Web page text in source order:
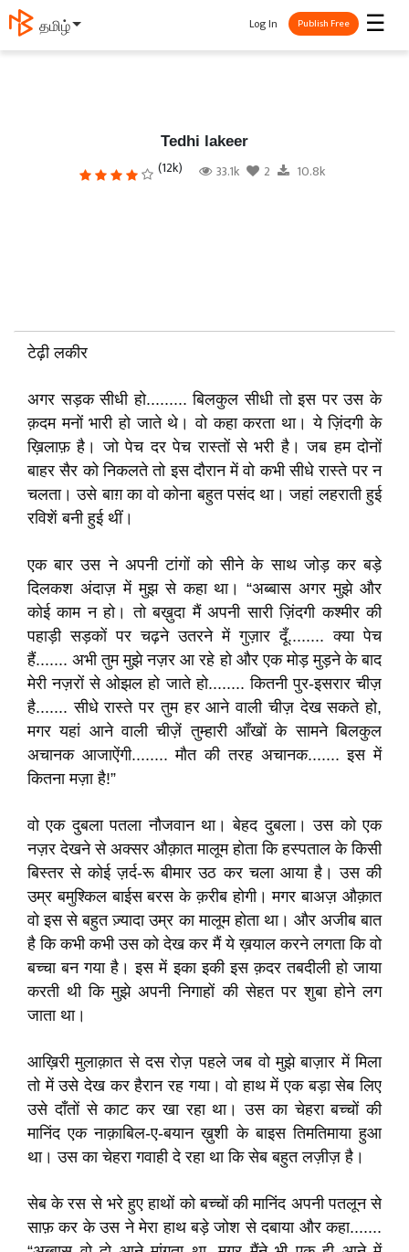
தமிழ் ☰
Log In Publish Free
Tedhi lakeer
(12k) 33.1k 2 10.8k
टेढ़ी लकीर
अगर सड़क सीधी हो......... बिलकुल सीधी तो इस पर उस के
क़दम मनों भारी हो जाते थे। वो कहा करता था। ये ज़िंदगी के
ख़िलाफ़ है। जो पेच दर पेच रास्तों से भरी है। जब हम दोनों
बाहर सैर को निकलते तो इस दौरान में वो कभी सीधे रास्ते पर न
चलता। उसे बाग़ का वो कोना बहुत पसंद था। जहां लहराती हुई
रविशें बनी हुई थीं।
एक बार उस ने अपनी टांगों को सीने के साथ जोड़ कर बड़े
दिलकश अंदाज़ में मुझ से कहा था। “अब्बास अगर मुझे और
कोई काम न हो। तो बख़ुदा मैं अपनी सारी ज़िंदगी कश्मीर की
पहाड़ी सड़कों पर चढ़ने उतरने में गुज़ार दूँ........ क्या पेच
हैं....... अभी तुम मुझे नज़र आ रहे हो और एक मोड़ मुड़ने के बाद
मेरी नज़रों से ओझल हो जाते हो........ कितनी पुर-इसरार चीज़
है....... सीधे रास्ते पर तुम हर आने वाली चीज़ देख सकते हो,
मगर यहां आने वाली चीज़ें तुम्हारी आँखों के सामने बिलकुल
अचानक आजाऐंगी........ मौत की तरह अचानक....... इस में
कितना मज़ा है!”
वो एक दुबला पतला नौजवान था। बेहद दुबला। उस को एक
नज़र देखने से अक्सर औक़ात मालूम होता कि हस्पताल के किसी
बिस्तर से कोई ज़र्द-रू बीमार उठ कर चला आया है। उस की
उम्र बमुश्किल बाईस बरस के क़रीब होगी। मगर बाअज़ औक़ात
वो इस से बहुत ज़्यादा उम्र का मालूम होता था। और अजीब बात
है कि कभी कभी उस को देख कर मैं ये ख़याल करने लगता कि वो
बच्चा बन गया है। इस में इका इकी इस क़दर तबदीली हो जाया
करती थी कि मुझे अपनी निगाहों की सेहत पर शुबा होने लग
जाता था।
आख़िरी मुलाक़ात से दस रोज़ पहले जब वो मुझे बाज़ार में मिला
तो में उसे देख कर हैरान रह गया। वो हाथ में एक बड़ा सेब लिए
उसे दाँतों से काट कर खा रहा था। उस का चेहरा बच्चों की
मानिंद एक नाक़ाबिल-ए-बयान ख़ुशी के बाइस तिमतिमाया हुआ
था। उस का चेहरा गवाही दे रहा था कि सेब बहुत लज़ीज़ है।
सेब के रस से भरे हुए हाथों को बच्चों की मानिंद अपनी पतलून से
साफ़ कर के उस ने मेरा हाथ बड़े जोश से दबाया और कहा.......